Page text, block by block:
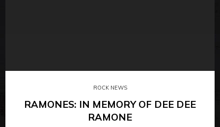
ROCK NEWS
RAMONES: IN MEMORY OF DEE DEE
RAMONE